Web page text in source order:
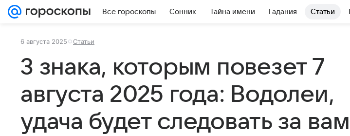
Все гороскопы Сонник Тайна имени Гадания Статьи
6 августа 2025 Статьи
3 знака, которым повезет 7
августа 2025 года: Водолеи,
удача будет следовать за